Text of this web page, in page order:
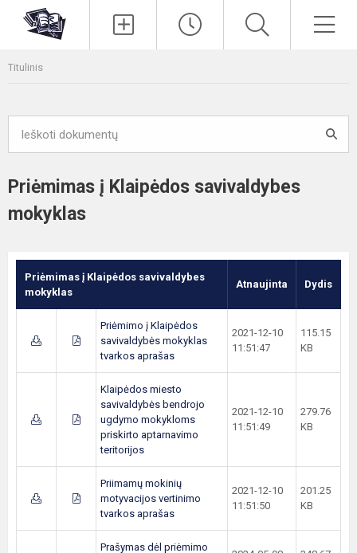
Titulinis
Priėmimas į Klaipėdos savivaldybes
mokyklas
Priėmimas į Klaipėdos savivaldybes
mokyklas
Atnaujinta Dydis
Priėmimo į Klaipėdos
savivaldybės mokyklas
tvarkos aprašas
2021-12-10
11:51:47
115.15
KB
Klaipėdos miesto
savivaldybės bendrojo
ugdymo mokykloms
priskirto aptarnavimo
teritorijos
2021-12-10
11:51:49
279.76
KB
Priimamų mokinių
motyvacijos vertinimo
tvarkos aprašas
2021-12-10
11:51:50
201.25
KB
Prašymas dėl priėmimo